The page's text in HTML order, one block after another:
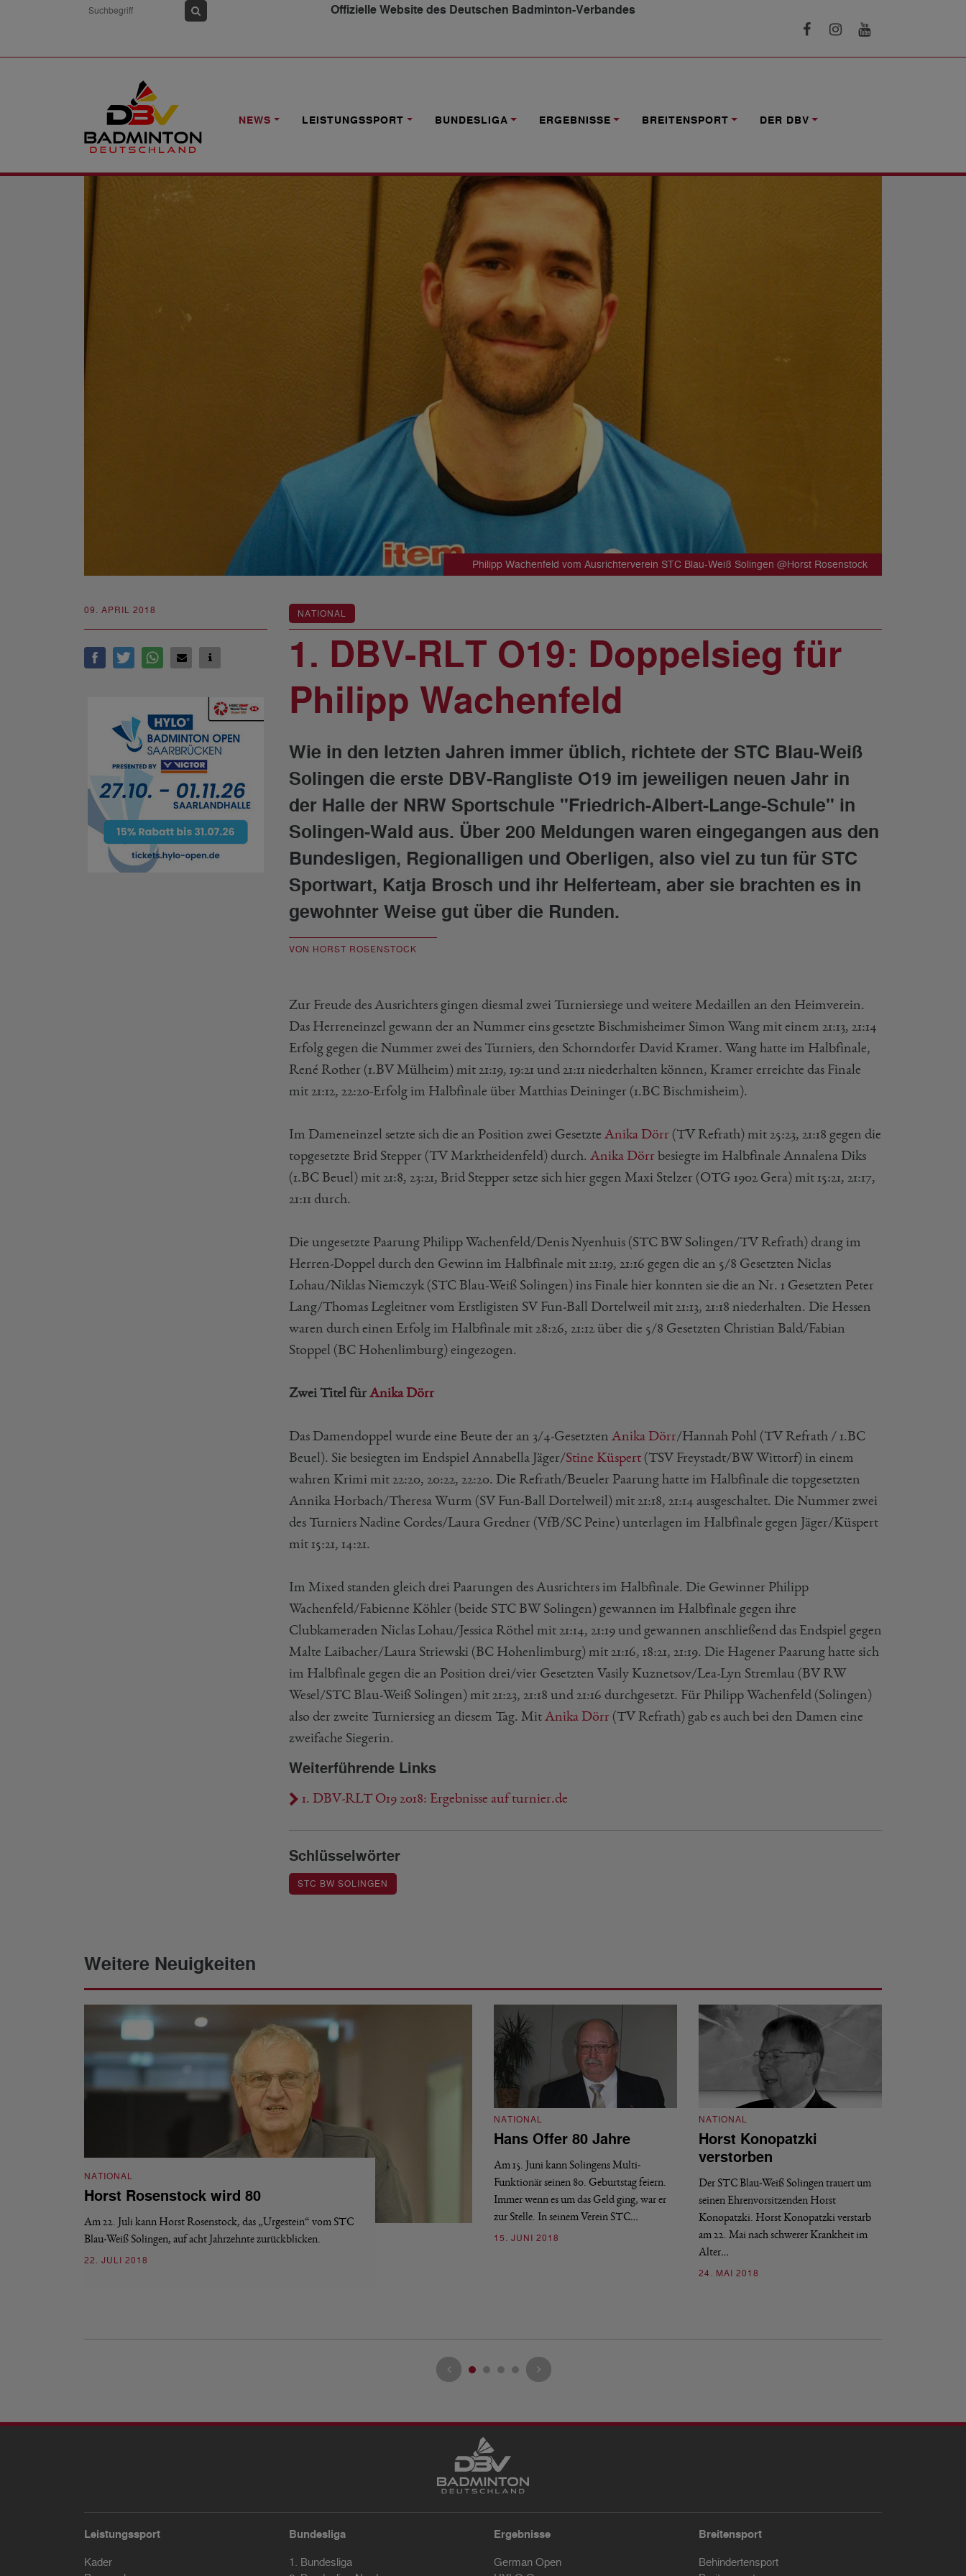
Offizielle Website des Deutschen Badminton-Verbandes
NEWS LEISTUNGSSPORT BUNDESLIGA ERGEBNISSE BREITENSPORT DER DBV
NEWS
Philipp Wachenfeld vom Ausrichterverein STC Blau-Weiß Solingen @Horst Rosenstock
09. APRIL 2018 NATIONAL
1. DBV-RLT O19: Doppelsieg für
Philipp Wachenfeld
Wie in den letzten Jahren immer üblich, richtete der STC Blau-Weiß
Solingen die erste DBV-Rangliste O19 im jeweiligen neuen Jahr in
der Halle der NRW Sportschule "Friedrich-Albert-Lange-Schule" in
Solingen-Wald aus. Über 200 Meldungen waren eingegangen aus den
Bundesligen, Regionalligen und Oberligen, also viel zu tun für STC
Sportwart, Katja Brosch und ihr Helferteam, aber sie brachten es in
gewohnter Weise gut über die Runden.
VON HORST ROSENSTOCK
Zur Freude des Ausrichters gingen diesmal zwei Turniersiege und weitere Medaillen an den Heimverein.
Das Herreneinzel gewann der an Nummer eins gesetzte Bischmisheimer Simon Wang mit einem 21:13, 21:14
Erfolg gegen die Nummer zwei des Turniers, den Schorndorfer David Kramer. Wang hatte im Halbfinale,
René Rother (1.BV Mülheim) mit 21:19, 19:21 und 21:11 niederhalten können, Kramer erreichte das Finale
mit 21:12, 22:20-Erfolg im Halbfinale über Matthias Deininger (1.BC Bischmisheim).
Im Dameneinzel setzte sich die an Position zwei Gesetzte Anika Dörr (TV Refrath) mit 25:23, 21:18 gegen die
topgesetzte Brid Stepper (TV Marktheidenfeld) durch. Anika Dörr besiegte im Halbfinale Annalena Diks
(1.BC Beuel) mit 21:8, 23:21, Brid Stepper setze sich hier gegen Maxi Stelzer (OTG 1902 Gera) mit 15:21, 21:17,
21:11 durch.
Die ungesetzte Paarung Philipp Wachenfeld/Denis Nyenhuis (STC BW Solingen/TV Refrath) drang im
Herren-Doppel durch den Gewinn im Halbfinale mit 21:19, 21:16 gegen die an 5/8 Gesetzten Niclas
Lohau/Niklas Niemczyk (STC Blau-Weiß Solingen) ins Finale hier konnten sie die an Nr. 1 Gesetzten Peter
Lang/Thomas Legleitner vom Erstligisten SV Fun-Ball Dortelweil mit 21:13, 21:18 niederhalten. Die Hessen
waren durch einen Erfolg im Halbfinale mit 28:26, 21:12 über die 5/8 Gesetzten Christian Bald/Fabian
Stoppel (BC Hohenlimburg) eingezogen.
Zwei Titel für Anika Dörr
Das Damendoppel wurde eine Beute der an 3/4-Gesetzten Anika Dörr/Hannah Pohl (TV Refrath / 1.BC
Beuel). Sie besiegten im Endspiel Annabella Jäger/Stine Küspert (TSV Freystadt/BW Wittorf) in einem
wahren Krimi mit 22:20, 20:22, 22:20. Die Refrath/Beueler Paarung hatte im Halbfinale die topgesetzten
Annika Horbach/Theresa Wurm (SV Fun-Ball Dortelweil) mit 21:18, 21:14 ausgeschaltet. Die Nummer zwei
des Turniers Nadine Cordes/Laura Gredner (VfB/SC Peine) unterlagen im Halbfinale gegen Jäger/Küspert
mit 15:21, 14:21.
Im Mixed standen gleich drei Paarungen des Ausrichters im Halbfinale. Die Gewinner Philipp
Wachenfeld/Fabienne Köhler (beide STC BW Solingen) gewannen im Halbfinale gegen ihre
Clubkameraden Niclas Lohau/Jessica Röthel mit 21:14, 21:19 und gewannen anschließend das Endspiel gegen
Malte Laibacher/Laura Striewski (BC Hohenlimburg) mit 21:16, 18:21, 21:19. Die Hagener Paarung hatte sich
im Halbfinale gegen die an Position drei/vier Gesetzten Vasily Kuznetsov/Lea-Lyn Stremlau (BV RW
Wesel/STC Blau-Weiß Solingen) mit 21:23, 21:18 und 21:16 durchgesetzt. Für Philipp Wachenfeld (Solingen)
also der zweite Turniersieg an diesem Tag. Mit Anika Dörr (TV Refrath) gab es auch bei den Damen eine
zweifache Siegerin.
Weiterführende Links
1. DBV-RLT O19 2018: Ergebnisse auf turnier.de
Schlüsselwörter
STC BW SOLINGEN
Weitere Neuigkeiten
NATIONAL
Horst Rosenstock wird 80
Am 22. Juli kann Horst Rosenstock, das „Urgestein“ vom STC
Blau-Weiß Solingen, auf acht Jahrzehnte zurückblicken.
22. JULI 2018
NATIONAL
Hans Offer 80 Jahre
Am 15. Juni kann Solingens Multi-
Funktionär seinen 80. Geburtstag feiern.
Immer wenn es um das Geld ging, war er
zur Stelle. In seinem Verein STC…
15. JUNI 2018
NATIONAL
Horst Konopatzki
verstorben
Der STC Blau-Weiß Solingen trauert um
seinen Ehrenvorsitzenden Horst
Konopatzki. Horst Konopatzki verstarb
am 22. Mai nach schwerer Krankheit im
Alter…
24. MAI 2018
Leistungssport
Kader
Bundesliga
1. Bundesliga
Ergebnisse
German Open
Breitensport
Behindertensport